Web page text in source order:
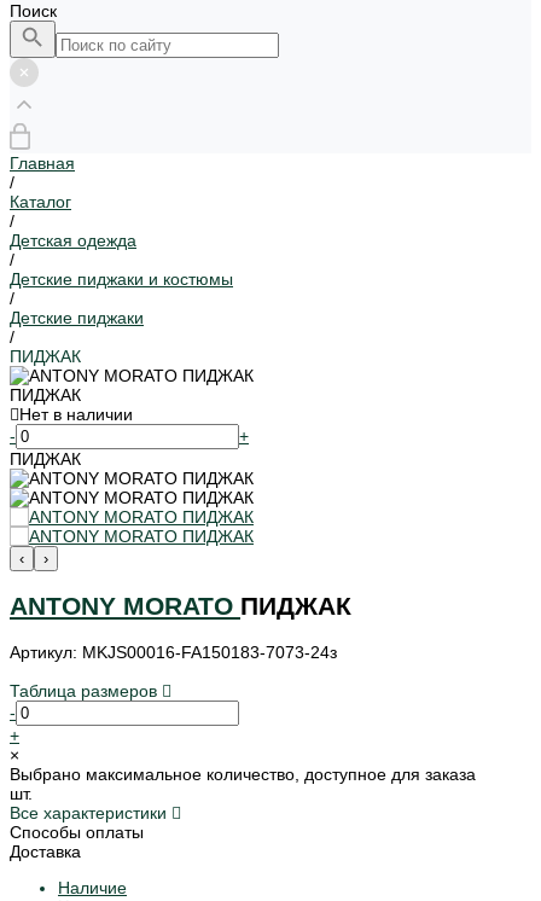
Поиск
Главная
/
Каталог
/
Детская одежда
/
Детские пиджаки и костюмы
/
Детские пиджаки
/
ПИДЖАК
ПИДЖАК
Нет в наличии
-
+
ПИДЖАК
‹ ›
ANTONY MORATO ПИДЖАК
Артикул: MKJS00016-FA150183-7073-24з
Таблица размеров
-
+
×
Выбрано максимальное количество, доступное для заказа
шт.
Все характеристики
Способы оплаты
Доставка
Наличие